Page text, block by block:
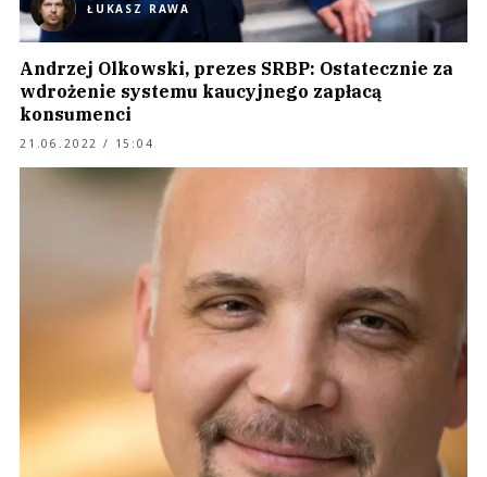
ŁUKASZ RAWA
Andrzej Olkowski, prezes SRBP: Ostatecznie za
wdrożenie systemu kaucyjnego zapłacą
konsumenci
21.06.2022 / 15:04